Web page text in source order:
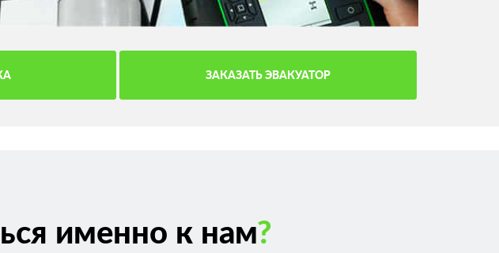
ЗАКАЗАТЬ ЭВАКУАТОР
именно к нам?